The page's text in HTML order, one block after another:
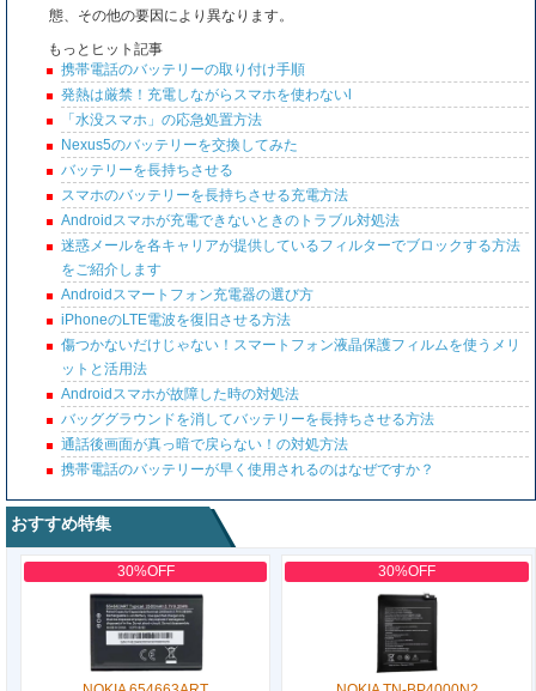
態、その他の要因により異なります。
もっとヒット記事
携帯電話のバッテリーの取り付け手順
発熱は厳禁！充電しながらスマホを使わないl
「水没スマホ」の応急処置方法
Nexus5のバッテリーを交換してみた
バッテリーを長持ちさせる
スマホのバッテリーを長持ちさせる充電方法
Androidスマホが充電できないときのトラブル対処法
迷惑メールを各キャリアが提供しているフィルターでブロックする方法
をご紹介します
Androidスマートフォン充電器の選び方
iPhoneのLTE電波を復旧させる方法
傷つかないだけじゃない！スマートフォン液晶保護フィルムを使うメリ
ットと活用法
Androidスマホが故障した時の対処法
バッググラウンドを消してバッテリーを長持ちさせる方法
通話後画面が真っ暗で戻らない！の対処方法
携帯電話のバッテリーが早く使用されるのはなぜですか？
おすすめ特集
30%OFF 30%OFF